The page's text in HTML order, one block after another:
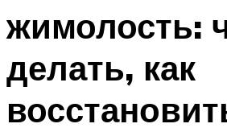
жимолость:
делать, как